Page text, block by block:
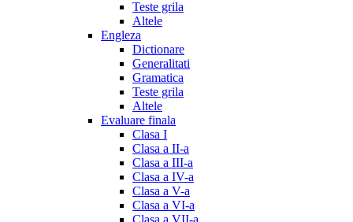
Teste grila
Altele
Engleza
Dictionare
Generalitati
Gramatica
Teste grila
Altele
Evaluare finala
Clasa I
Clasa a II-a
Clasa a III-a
Clasa a IV-a
Clasa a V-a
Clasa a VI-a